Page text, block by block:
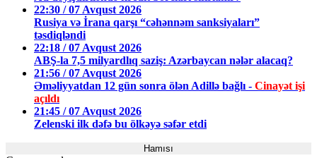
22:30 / 07 Avqust 2026
Rusiya və İrana qarşı “cəhənnəm sanksiyaları”
təsdiqləndi
22:18 / 07 Avqust 2026
ABŞ-la 7,5 milyardlıq saziş: Azərbaycan nələr alacaq?
21:56 / 07 Avqust 2026
Əməliyyatdan 12 gün sonra ölən Adillə bağlı - Cinayət işi
açıldı
21:45 / 07 Avqust 2026
Zelenski ilk dəfə bu ölkəyə səfər etdi
Hamısı